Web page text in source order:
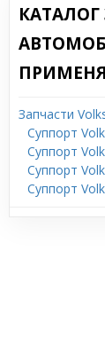
Запчасти
Суппорт
Суппорт
Суппорт
Суппорт